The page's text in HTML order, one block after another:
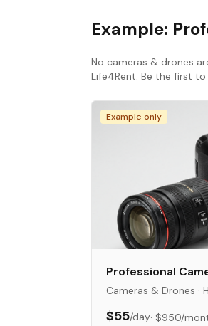
Example:
No cameras & drones
Life4Rent. Be the first
Example only
Professional
Cameras & Drones ·
$55/day· $950/